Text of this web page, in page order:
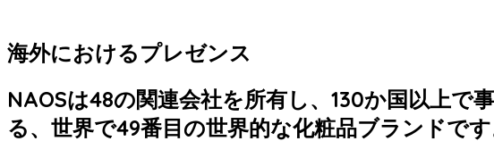
海外におけるプレゼンス
NAOSは48の関連会社を所有し、130か国以上で
る、世界で49番目の世界的な化粧品ブランドで